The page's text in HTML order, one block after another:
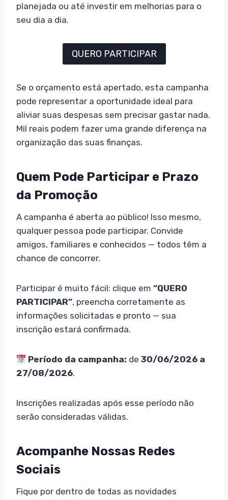
planejada ou até investir em melhorias para o
seu dia a dia.
QUERO PARTICIPAR
Se o orçamento está apertado, esta campanha
pode representar a oportunidade ideal para
aliviar suas despesas sem precisar gastar nada.
Mil reais podem fazer uma grande diferença na
organização das suas finanças.
Quem Pode Participar e Prazo
da Promoção
A campanha é aberta ao público! Isso mesmo,
qualquer pessoa pode participar. Convide
amigos, familiares e conhecidos — todos têm a
chance de concorrer.
Participar é muito fácil: clique em “QUERO
PARTICIPAR”, preencha corretamente as
informações solicitadas e pronto — sua
inscrição estará confirmada.
Período da campanha: de30/06/2026 a
27/08/2026.
Inscrições realizadas após esse período não
serão consideradas válidas.
Acompanhe Nossas Redes
Sociais
Fique por dentro de todas as novidades